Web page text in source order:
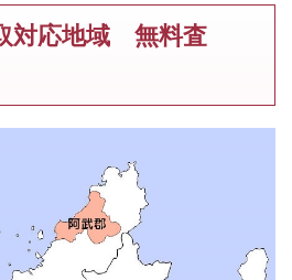
対応地域 無料査